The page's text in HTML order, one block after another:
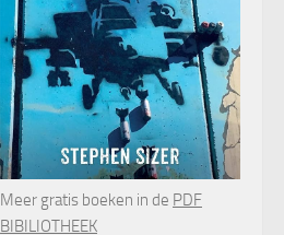
Meer gratis boeken in de PDF
BIBILIOTHEEK